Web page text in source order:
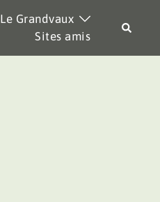
Le Grandvaux
Sites amis